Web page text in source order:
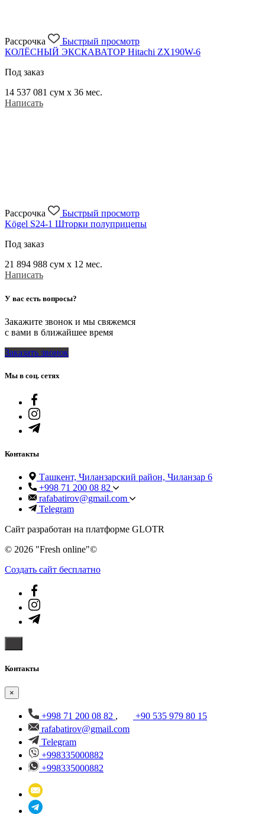
Рассрочка
Быстрый просмотр
КОЛЁСНЫЙ ЭКСКАВАТОР Hitachi ZX190W-6
Под заказ
14 537 081 сум x 36 мес.
Написать
Рассрочка
Быстрый просмотр
Kögel S24-1 Шторки полуприцепы
Под заказ
21 894 988 сум x 12 мес.
Написать
У вас есть вопросы?
Закажите звонок и мы свяжемся
с вами в ближайшее время
Заказать звонок
Мы в соц. сетях
Контакты
Ташкент, Чиланзарский район, Чиланзар 6
+998 71 200 08 82
rafabatirov@gmail.com
Telegram
Сайт разработан на платформе GLOTR
© 2026 "Fresh online"©️
Создать cайт бесплатно
Контакты
×
+998 71 200 08 82 ,
+90 535 979 80 15
rafabatirov@gmail.com
Telegram
+998335000882
+998335000882